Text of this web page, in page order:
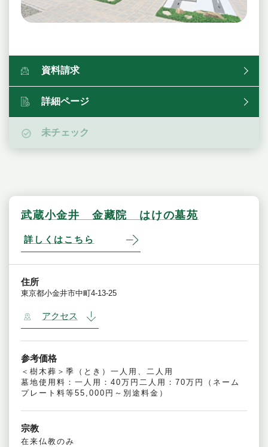
資料請求
詳細ページ
未チェック
武蔵小金井 金藏院 はけの墓苑
詳しくはこちら
住所
東京都小金井市中町4-13-25
アクセス
参考価格
＜樹木葬＞季（とき）一人用、二人用
墓地使用料：一人用：40万円二人用：70万円（ネーム
プレート料等55,000円～別途料金）
宗教
在来仏教のみ